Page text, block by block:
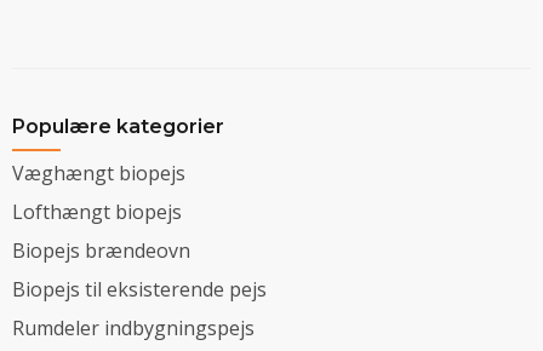
Populære kategorier
Væghængt biopejs
Lofthængt biopejs
Biopejs brændeovn
Biopejs til eksisterende pejs
Rumdeler indbygningspejs